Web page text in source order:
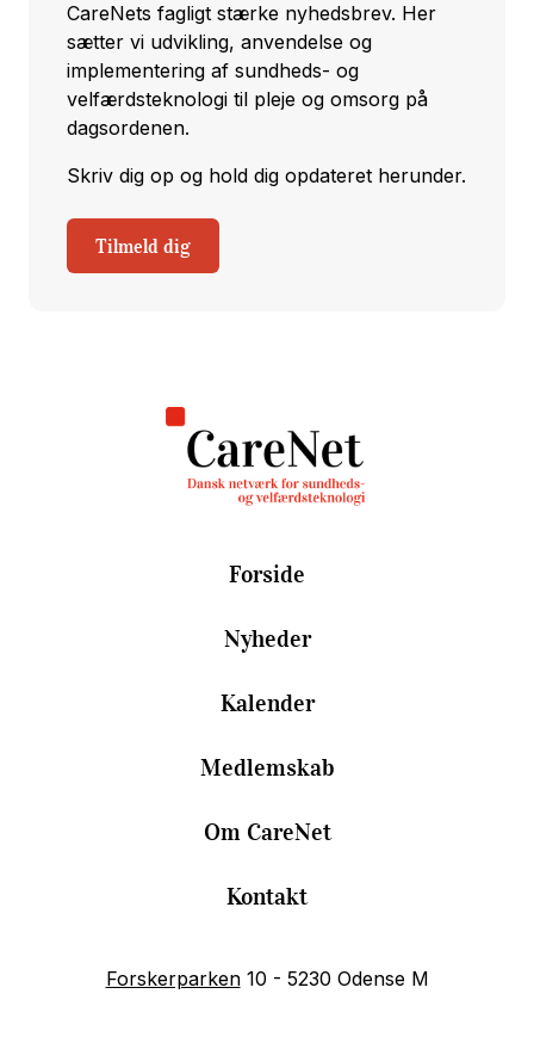
CareNets fagligt stærke nyhedsbrev. Her
sætter vi udvikling, anvendelse og
implementering af sundheds- og
velfærdsteknologi til pleje og omsorg på
dagsordenen.
Skriv dig op og hold dig opdateret herunder.
Tilmeld dig
Forside
Nyheder
Kalender
Medlemskab
Om CareNet
Kontakt
Forskerparken10 - 5230 Odense M